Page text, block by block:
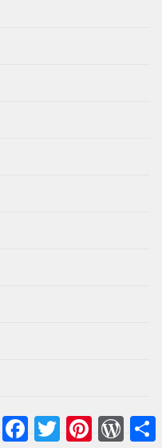
FacebookTwitter Pinterest